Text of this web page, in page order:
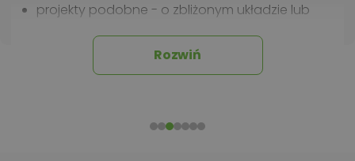
projekty podobne - o zbliżonym układzie lub
parametrach,
optymalizacja kosztów budowy domu według
tego projektu,
pomieszczeń, instalacje, materiały?
Rozwiń